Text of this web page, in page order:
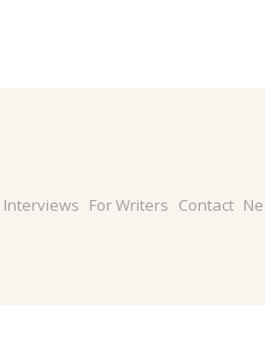
Interviews For Writers Contact